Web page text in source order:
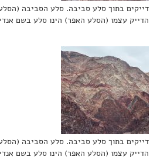
דייקים בתוך סלע סביבה. סלע הסביבה
הדייק עצמו (הסלע האפר) הינו סלע בשם
דייקים בתוך סלע סביבה. סלע הסביבה
הדייק עצמו (הסלע האפר) הינו סלע בשם